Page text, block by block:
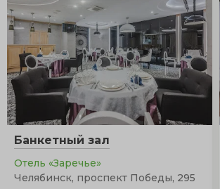
Банкетный зал
Отель «Заречье»
Челябинск, проспект Победы, 295